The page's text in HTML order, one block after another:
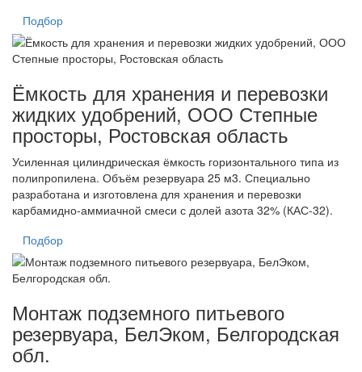
Подбор
Ёмкость для хранения и перевозки
жидких удобрений, ООО Степные
просторы, Ростовская область
Усиленная цилиндрическая ёмкость горизонтального типа из
полипропилена. Объём резервуара 25 м3. Специально
разработана и изготовлена для хранения и перевозки
карбамидно-аммиачной смеси с долей азота 32% (КАС-32).
Подбор
Монтаж подземного питьевого
резервуара, БелЭком, Белгородская
обл.